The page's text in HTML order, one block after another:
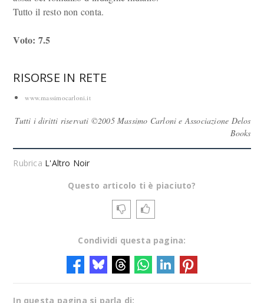
Tutto il resto non conta.
Voto: 7.5
RISORSE IN RETE
www.massimocarloni.it
Tutti i diritti riservati ©2005 Massimo Carloni e Associazione Delos
Books
Rubrica L'Altro Noir
Questo articolo ti è piaciuto?
Condividi questa pagina:
In questa pagina si parla di: